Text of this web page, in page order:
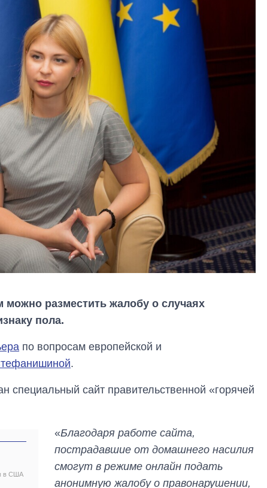
можно разместить жалобу о случаях
пола.
по вопросам европейской и
.
специальный сайт правительственной «горячей
в США
«Благодаря работе сайта,
пострадавшие от домашнего насилия
смогут в режиме онлайн подать
анонимную жалобу о правонарушении,
ударов по Украине
за лето: Киев и
главной целью рф